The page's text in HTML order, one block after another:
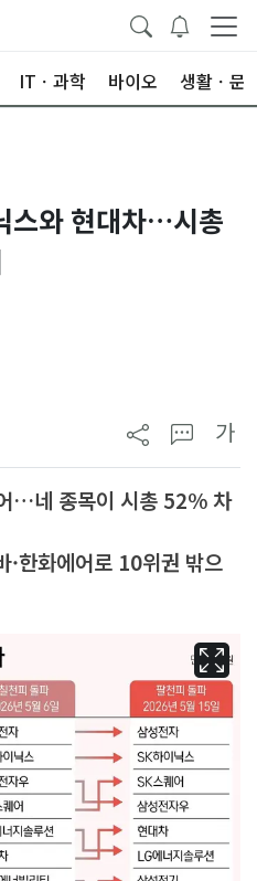
ITㆍ과학 바이오 생활ㆍ문
스와 현대차…시총
가
…네 종목이 시총 52% 차
한화에어로 10위권 밖으